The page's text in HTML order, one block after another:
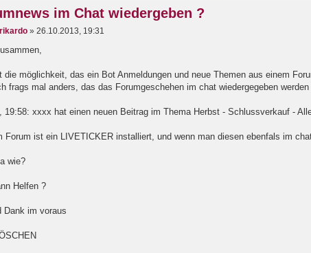
im Chat wiedergeben ?
rikardo» 26.10.2013, 19:31
die möglichkeit, das ein Bot Anmeldungen und neue Themen aus einem
frags mal anders, das das Forumgeschehen im chat wiedergegeben werden
19:58: xxxx hat einen neuen Beitrag im Thema Herbst - Schlussverkauf -
Forum ist ein LIVETICKER installiert, und wenn man diesen ebenfals im
wie?
Helfen ?
Dank im voraus